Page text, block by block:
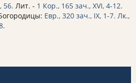
56. Лит. - 1 Кор., 165 зач., XVI, 4-12.
Евр., 320 зач., IX, 1-7. Лк.,